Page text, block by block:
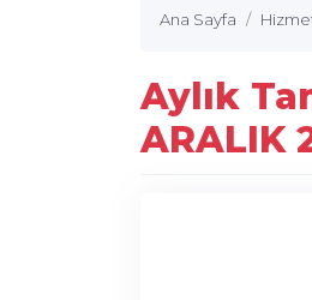
Ana Sayfa
Aylık
ARALIK